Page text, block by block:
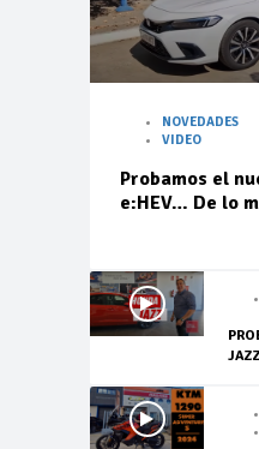
NOVEDADES
VIDEO
Probamos el
e:HEV… De lo